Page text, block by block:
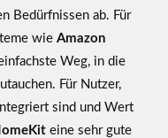
Bedürfnissen ab. Für
wie Amazon
Weg, in die
Für Nutzer,
sind und Wert
eine sehr gute